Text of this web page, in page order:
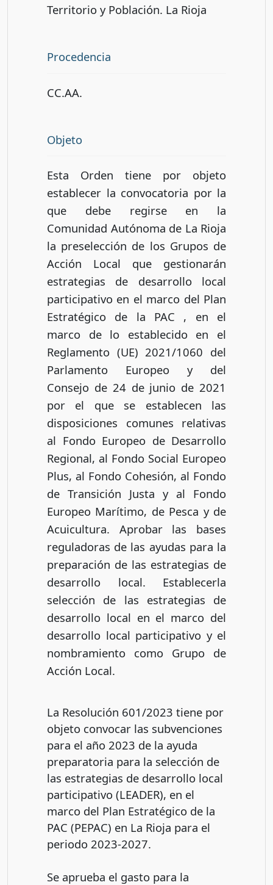
Territorio y Población. La Rioja
Procedencia
CC.AA.
Objeto
Esta Orden tiene por objeto
establecer la convocatoria por la
que debe regirse en la
Comunidad Autónoma de La Rioja
la preselección de los Grupos de
Acción Local que gestionarán
estrategias de desarrollo local
participativo en el marco del Plan
Estratégico de la PAC , en el
marco de lo establecido en el
Reglamento (UE) 2021/1060 del
Parlamento Europeo y del
Consejo de 24 de junio de 2021
por el que se establecen las
disposiciones comunes relativas
al Fondo Europeo de Desarrollo
Regional, al Fondo Social Europeo
Plus, al Fondo Cohesión, al Fondo
de Transición Justa y al Fondo
Europeo Marítimo, de Pesca y de
Acuicultura. Aprobar las bases
reguladoras de las ayudas para la
preparación de las estrategias de
desarrollo local. Establecerla
selección de las estrategias de
desarrollo local en el marco del
desarrollo local participativo y el
nombramiento como Grupo de
Acción Local.
La Resolución 601/2023 tiene por
objeto convocar las subvenciones
para el año 2023 de la ayuda
preparatoria para la selección de
las estrategias de desarrollo local
participativo (LEADER), en el
marco del Plan Estratégico de la
PAC (PEPAC) en La Rioja para el
periodo 2023-2027.
Se aprueba el gasto para la